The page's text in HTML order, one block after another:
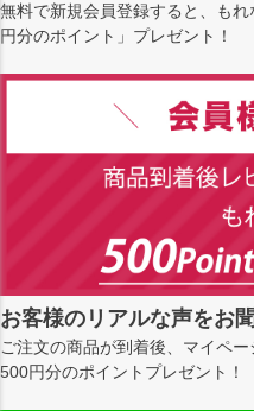
無料で新規会員登録すると、も
円分のポイント」プレゼント！
お客様のリアルな声をお
ご注文の商品が到着後、マイペ
500円分のポイントプレゼント！